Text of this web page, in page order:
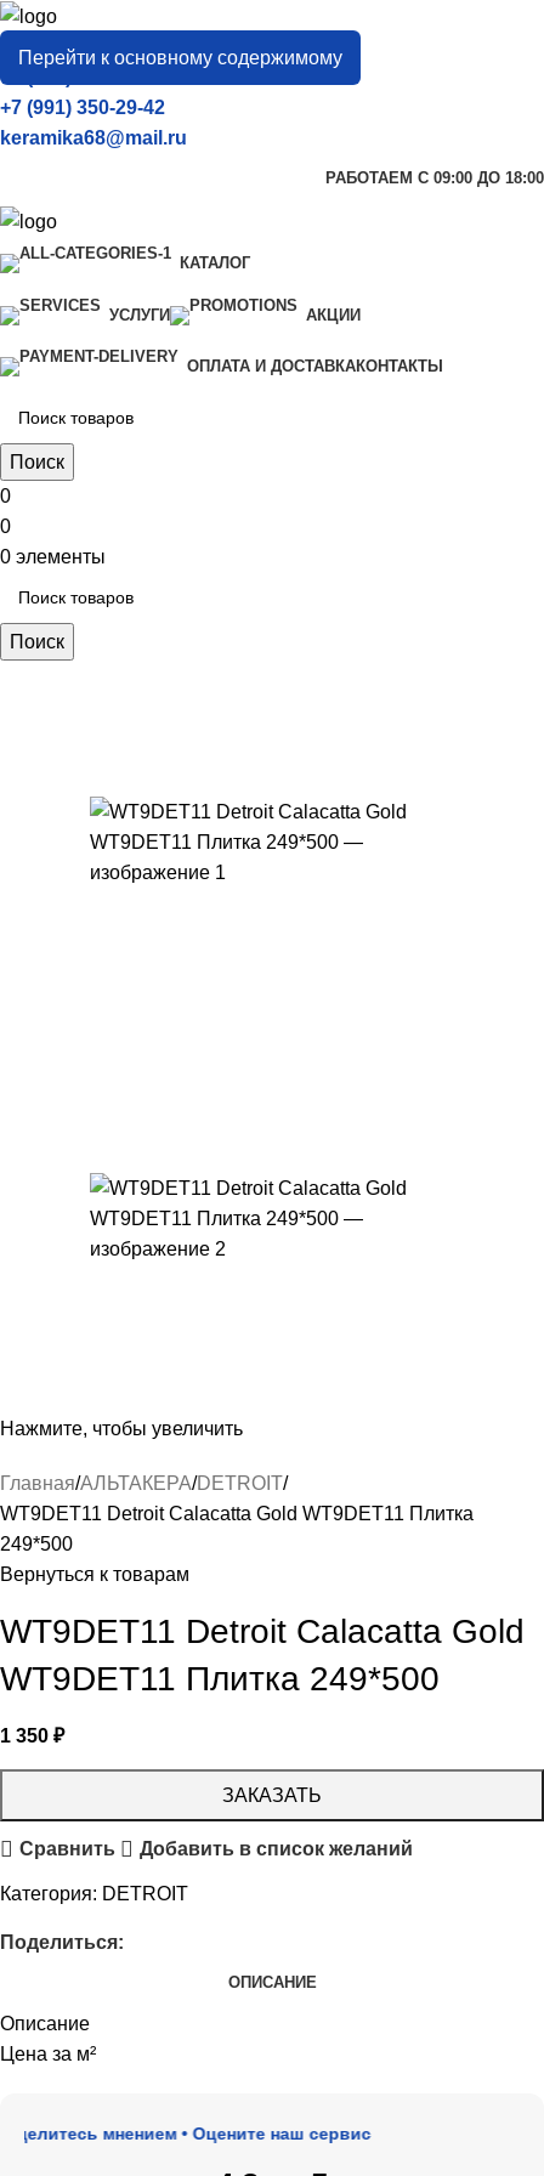
Перейти к основному содержимому
город
Тамбов
+7 (906) 657-33-54
+7 (991) 350-29-42
keramika68@mail.ru
РАБОТАЕМ С 09:00 ДО 18:00
КАТАЛОГ
УСЛУГИ АКЦИИ
ОПЛАТА И ДОСТАВКАКОНТАКТЫ
Поиск
0
0
0 элементы
Поиск
Нажмите, чтобы увеличить
Главная АЛЬТАКЕРА DETROIT
WT9DET11 Detroit Calacatta Gold WT9DET11 Плитка
249*500
Вернуться к товарам
WT9DET11 Detroit Calacatta Gold
WT9DET11 Плитка 249*500
1 350 ₽
ЗАКАЗАТЬ
Сравнить Добавить в список желаний
Категория: DETROIT
Поделиться:
ОПИСАНИЕ
Описание
Цена за м²
мнением • Оцените наш сервис